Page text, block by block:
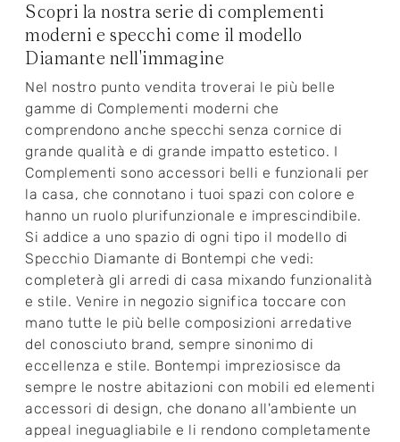
Scopri la nostra serie di complementi
moderni e specchi come il modello
Diamante nell'immagine
Nel nostro punto vendita troverai le più belle
gamme di Complementi moderni che
comprendono anche specchi senza cornice di
grande qualità e di grande impatto estetico. I
Complementi sono accessori belli e funzionali per
la casa, che connotano i tuoi spazi con colore e
hanno un ruolo plurifunzionale e imprescindibile.
Si addice a uno spazio di ogni tipo il modello di
Specchio Diamante di Bontempi che vedi:
completerà gli arredi di casa mixando funzionalità
e stile. Venire in negozio significa toccare con
mano tutte le più belle composizioni arredative
del conosciuto brand, sempre sinonimo di
eccellenza e stile. Bontempi impreziosisce da
sempre le nostre abitazioni con mobili ed elementi
accessori di design, che donano all'ambiente un
appeal ineguagliabile e li rendono completamente